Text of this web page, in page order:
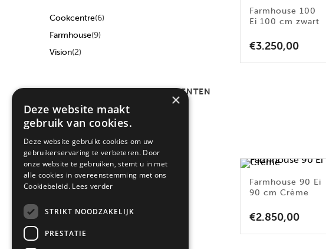
Farmhouse 100
Ei 100 cm zwart
€3.250,00
Farmhouse 90 Ei
90 cm Crème
€2.850,00
Cookcentre(6)
Farmhouse(9)
Vision(2)
FILTER OP AANTAL COMPARTIMENTEN
2(2)
FILTER OP KLEUR
RVS(3)
Zwart(7)
×
Deze website maakt
gebruik van cookies.
Deze website gebruikt cookies om uw
gebruikerservaring te verbeteren. Door
onze website te gebruiken, stemt u in met
alle cookies in overeenstemming met ons
Cookiebeleid. Lees verder
STRIKT NOODZAKELIJK
PRESTATIE